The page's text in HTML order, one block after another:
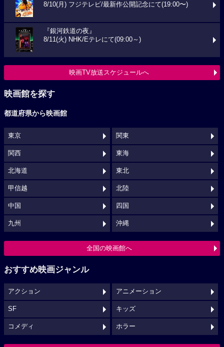
8/10(月) フジテレビ/最新作公開記念にて(19:00〜)
『銀河鉄道の夜』
8/11(火) NHK/Eテレにて(09:00～)
映画TV放送スケジュールへ
映画館を探す
都道府県から映画館
東京 関東
関西 東海
北海道 東北
甲信越 北陸
中国 四国
九州 沖縄
全国の映画館へ
おすすめ映画ジャンル
アクション アニメーション
SF キッズ
コメディ ホラー